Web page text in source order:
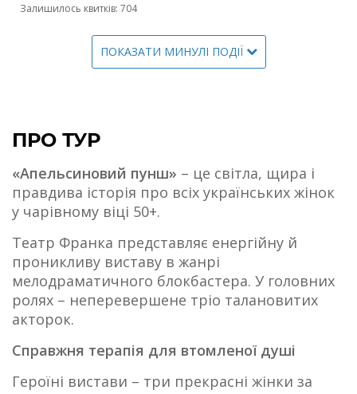
Залишилось квитків: 704
ПОКАЗАТИ МИНУЛІ ПОДІЇ
ПРО ТУР
«Апельсиновий пунш» – це світла, щира і
правдива історія про всіх українських жінок
у чарівному віці 50+.
Театр Франка представляє енергійну й
проникливу виставу в жанрі
мелодраматичного блокбастера. У головних
ролях – неперевершене тріо талановитих
акторок.
Справжня терапія для втомленої душі
Героїні вистави – три прекрасні жінки за